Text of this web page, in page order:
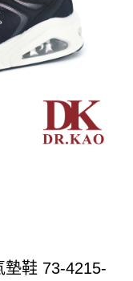
墊鞋 73-4215-